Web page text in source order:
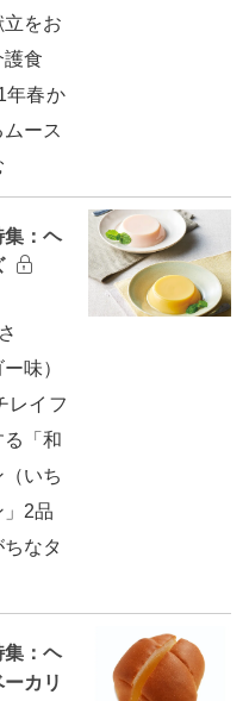
をお
食
年春か
ース
集：ヘ
さ
味）
レイフ
「和
いち
2品
なタ
集：ヘ
カリ